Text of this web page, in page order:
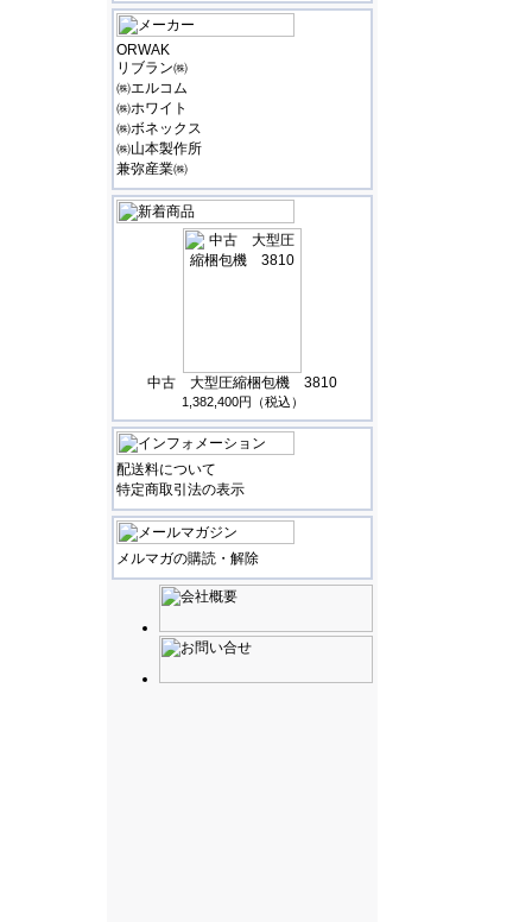
ORWAK
リブラン㈱
㈱エルコム
㈱ホワイト
㈱ボネックス
㈱山本製作所
兼弥産業㈱
中古 大型圧縮梱包機 3810
1,382,400円（税込）
配送料について
特定商取引法の表示
メルマガの購読・解除